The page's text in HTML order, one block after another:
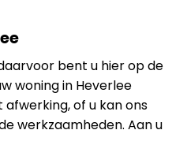
bent u hier op de
woning in Heverlee
of u kan ons
werkzaamheden. Aan u